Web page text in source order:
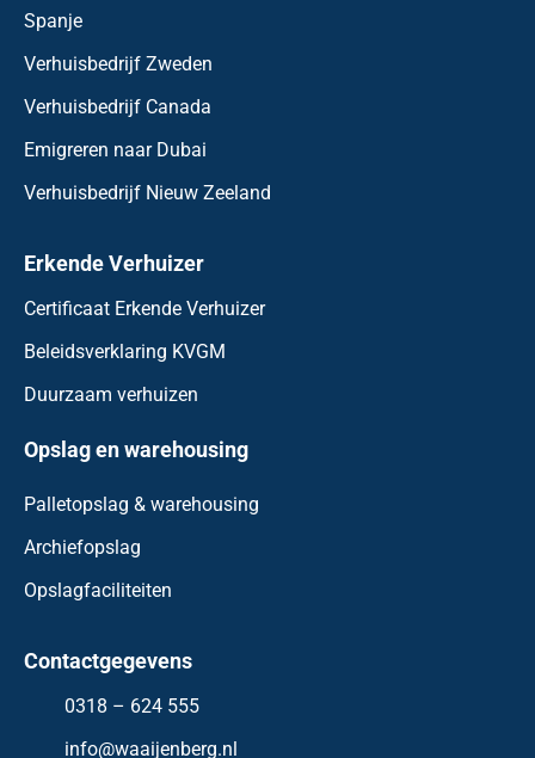
Spanje
Verhuisbedrijf Zweden
Verhuisbedrijf Canada
Emigreren naar Dubai
Verhuisbedrijf Nieuw Zeeland
Erkende Verhuizer
Certificaat Erkende Verhuizer
Beleidsverklaring KVGM
Duurzaam verhuizen
Opslag en warehousing
Palletopslag & warehousing
Archiefopslag
Opslagfaciliteiten
Contactgegevens
0318 – 624 555
info@waaijenberg.nl